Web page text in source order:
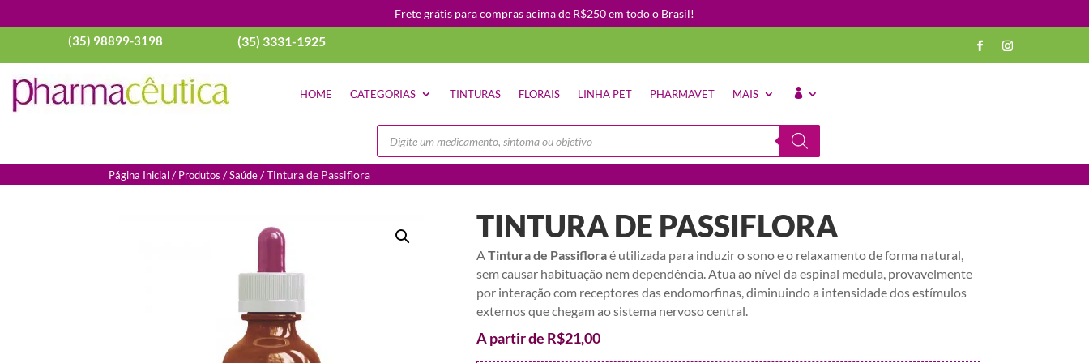
Frete grátis para compras acima de R$250 em todo o Brasil!
(35) 98899-3198 (35) 3331-1925
HOME CATEGORIAS TINTURAS FLORAIS LINHA PET PHARMAVET MAIS ⠀
Pesquisar
Página Inicial/Produtos /Saúde/ Tintura de Passiflora
TINTURA DE PASSIFLORA
ATintura de Passifloraé utilizada para induzir o sono e o relaxamento de forma natural,
sem causar habituação nem dependência. Atua ao nível da espinal medula, provavelmente
por interação com receptores das endomorfinas, diminuindo a intensidade dos estímulos
externos que chegam ao sistema nervoso central.
A partir de R$21,00